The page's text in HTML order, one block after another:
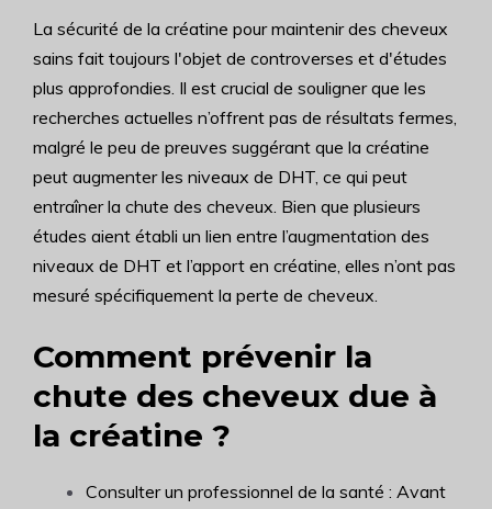
La sécurité de la créatine pour maintenir des cheveux
sains fait toujours l'objet de controverses et d'études
plus approfondies. Il est crucial de souligner que les
recherches actuelles n’offrent pas de résultats fermes,
malgré le peu de preuves suggérant que la créatine
peut augmenter les niveaux de DHT, ce qui peut
entraîner la chute des cheveux. Bien que plusieurs
études aient établi un lien entre l’augmentation des
niveaux de DHT et l’apport en créatine, elles n’ont pas
mesuré spécifiquement la perte de cheveux.
Comment prévenir la
chute des cheveux due à
la créatine ?
Consulter un professionnel de la santé : Avant